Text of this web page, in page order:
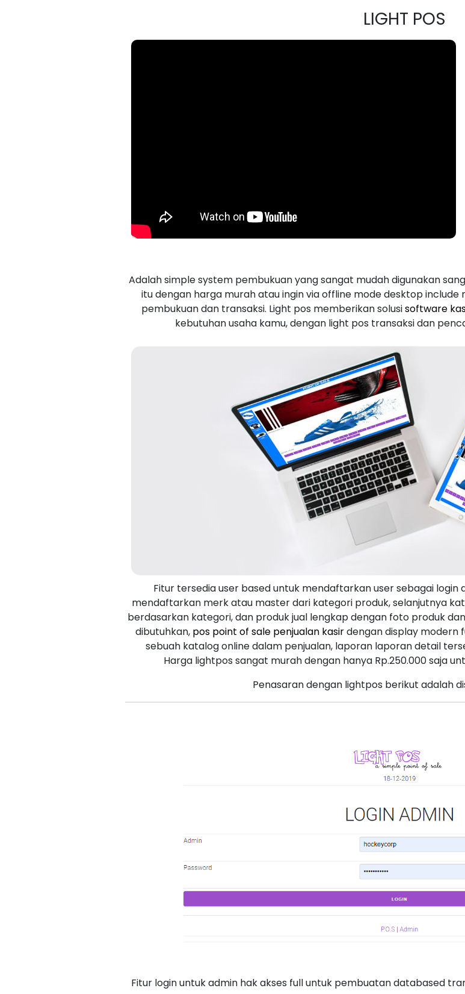
LIGHT POS
Adalah simple system pembukuan yang sangat mudah digunakan
itu dengan harga murah atau ingin via offline mode desktop include
pembukuan dan transaksi. Light pos memberikan solusisoftware
kebutuhan usaha kamu, dengan light pos transaksi dan
Fitur tersedia user based untuk mendaftarkan user sebagai login
mendaftarkan merk atau master dari kategori produk, selanjutnya
berdasarkan kategori, dan produk jual lengkap dengan foto produk
dibutuhkan, pos point of sale penjualan kasirdengan display modern
sebuah katalog online dalam penjualan, laporan laporan detail
Harga lightpos sangat murah dengan hanya Rp.250.000 saja
Penasaran dengan lightpos berikut adalah
Fitur login untuk admin hak akses full untuk pembuatan databased